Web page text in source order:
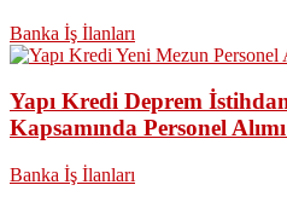
Banka İş İlanları
Yapı Kredi Deprem
Kapsamında Personel
Banka İş İlanları